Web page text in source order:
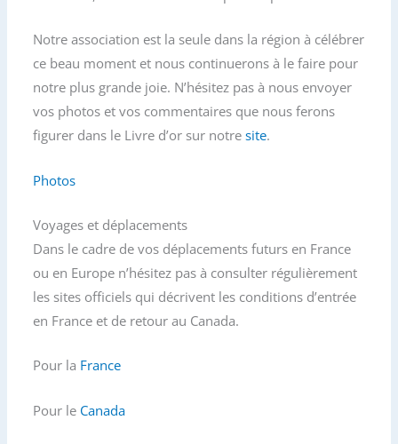
Notre association est la seule dans la région à célébrer
ce beau moment et nous continuerons à le faire pour
notre plus grande joie. N’hésitez pas à nous envoyer
vos photos et vos commentaires que nous ferons
figurer dans le Livre d’or sur notresite.
Photos
Voyages et déplacements
Dans le cadre de vos déplacements futurs en France
ou en Europe n’hésitez pas à consulter régulièrement
les sites officiels qui décrivent les conditions d’entrée
en France et de retour au Canada.
Pour la France
Pour le Canada